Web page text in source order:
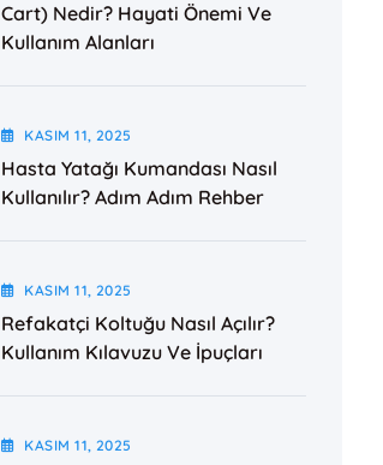
Cart) Nedir? Hayati Önemi Ve
Kullanım Alanları
KASIM11, 2025
Hasta Yatağı Kumandası Nasıl
Kullanılır? Adım Adım Rehber
KASIM11, 2025
Refakatçi Koltuğu Nasıl Açılır?
Kullanım Kılavuzu Ve İpuçları
KASIM11, 2025